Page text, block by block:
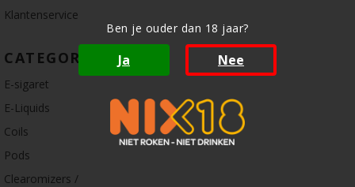
Ben je ouder dan 18 jaar?
Ja Nee
Klantenservice
CATEGORIE
E-sigaret
E-Liquids
Coils
Pods
Clearomizers /